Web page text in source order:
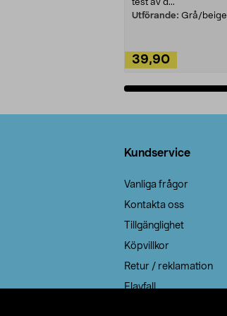
test av d...
Utförande: Grå/beige
39,90
Kundservice
Vanliga frågor
Kontakta oss
Tillgänglighet
Köpvillkor
Retur / reklamation
Elavfall